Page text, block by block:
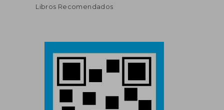
Libros Recomendados